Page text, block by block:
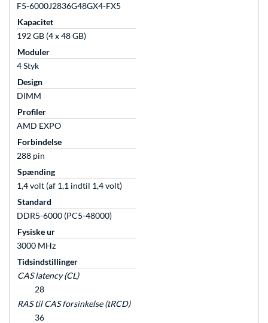
F5-6000J2836G48GX4-FX5
Kapacitet
192 GB (4 x 48 GB)
Moduler
4 Styk
Design
DIMM
Profiler
AMD EXPO
Forbindelse
288 pin
Spænding
1,4 volt (af 1,1 indtil 1,4 volt)
Standard
DDR5-6000 (PC5-48000)
Fysiske ur
3000 MHz
Tidsindstillinger
CAS latency (CL)
28
RAS til CAS forsinkelse (tRCD)
36